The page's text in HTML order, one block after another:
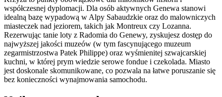
współczesnej dyplomacji. Dla osób aktywnych Genewa stanowi
idealną bazę wypadową w Alpy Sabaudzkie oraz do malowniczych
miasteczek nad jeziorem, takich jak Montreux czy Lozanna.
Rezerwując tanie loty z Radomia do Genewy, zyskujesz dostęp do
najwyższej jakości muzeów (w tym fascynującego muzeum
zegarmistrzostwa Patek Philippe) oraz wyśmienitej szwajcarskiej
kuchni, w której prym wiedzie serowe fondue i czekolada. Miasto
jest doskonale skomunikowane, co pozwala na łatwe poruszanie się
bez konieczności wynajmowania samochodu.